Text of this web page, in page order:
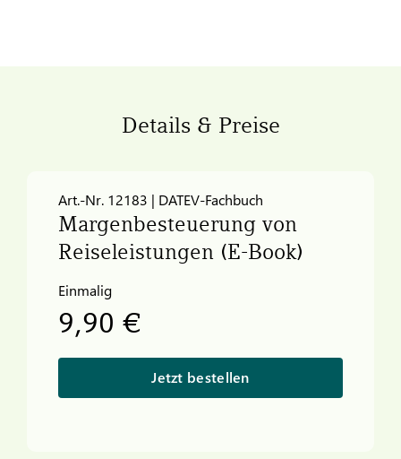
Details & Preise
Art.-Nr. 12183 | DATEV-Fachbuch
Margenbesteuerung von
Reiseleistungen (E-Book)
Einmalig
9,90 €
Jetzt bestellen